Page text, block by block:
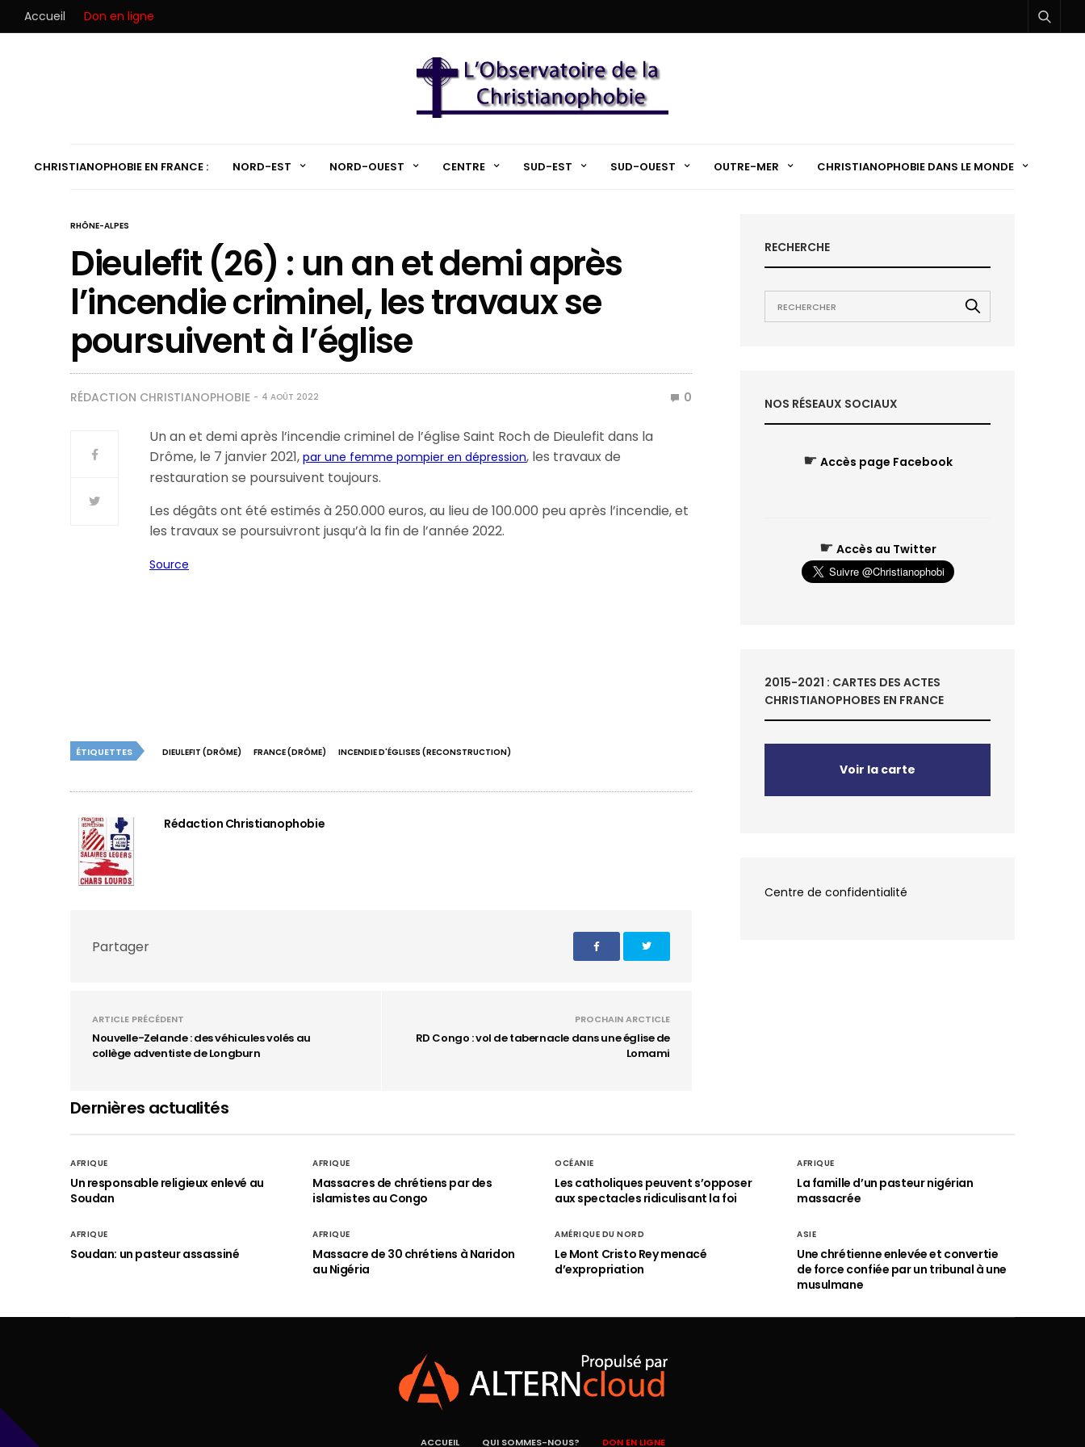
Accueil Don en ligne
CHRISTIANOPHOBIE EN FRANCE : NORD-EST NORD-OUEST CENTRE SUD-EST SUD-OUEST OUTRE-MER CHRISTIANOPHOBIE DANS LE MONDE
RHÔNE-ALPES
Dieulefit (26) : un an et demi après
l’incendie criminel, les travaux se
poursuivent à l’église
RÉDACTION CHRISTIANOPHOBIE 4 AOÛT 2022 0
Un an et demi après l’incendie criminel de l’église Saint Roch de Dieulefit dans la
Drôme, le 7 janvier 2021,par une femme pompier en dépression, les travaux de
restauration se poursuivent toujours.
Les dégâts ont été estimés à 250.000 euros, au lieu de 100.000 peu après l’incendie, et
les travaux se poursuivront jusqu’à la fin de l’année 2022.
Source
ÉTIQUETTES DIEULEFIT (DRÔME) FRANCE (DRÔME) INCENDIE D'ÉGLISES (RECONSTRUCTION)
Rédaction Christianophobie
Partager
ARTICLE PRÉCÉDENT
Nouvelle-Zelande : des véhicules volés au
collège adventiste de Longburn
PROCHAIN ARCTICLE
RD Congo : vol de tabernacle dans une église de
Lomami
RECHERCHE
NOS RÉSEAUX SOCIAUX
☛ Accès page Facebook
☛ Accès au Twitter
2015-2021 : CARTES DES ACTES
CHRISTIANOPHOBES EN FRANCE
Voir la carte
Centre de confidentialité
Dernières actualités
AFRIQUE
Un responsable religieux enlevé au
Soudan
AFRIQUE
Massacres de chrétiens par des
islamistes au Congo
OCÉANIE
Les catholiques peuvent s’opposer
aux spectacles ridiculisant la foi
AFRIQUE
La famille d’un pasteur nigérian
massacrée
AFRIQUE
Soudan: un pasteur assassiné
AFRIQUE
Massacre de 30 chrétiens à Naridon
au Nigéria
AMÉRIQUE DU NORD
Le Mont Cristo Rey menacé
d’expropriation
ASIE
Une chrétienne enlevée et convertie
de force confiée par un tribunal à une
musulmane
ACCUEIL QUI SOMMES-NOUS? DON EN LIGNE